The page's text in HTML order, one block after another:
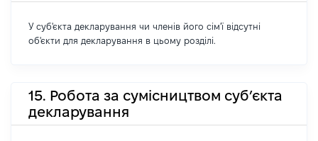
У суб'єкта декларування чи членів його сім'ї відсутні
об'єкти для декларування в цьому розділі.
15. Робота за сумісництвом суб’єкта
декларування